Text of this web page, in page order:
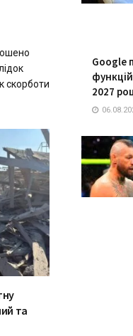
скорботи
та
Google
2027